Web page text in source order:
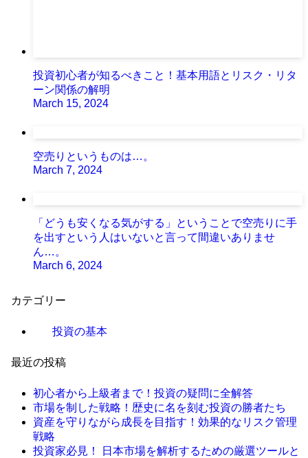
投資初心者が知るべきこと！基本用語とリスク・リタ
ーン関係の解明
March 15, 2024
空売りというものは…。
March 7, 2024
「どうも安くなる気がする」ということで空売りに手
を出すという人はいないと言って間違いありませ
ん…。
March 6, 2024
カテゴリー
投資の基本
最近の投稿
初心者から上級者まで！投資の疑問に全解答
市場を制した戦略！歴史に名を刻む投資の勝者たち
資産を守りながら成長を目指す！効果的なリスク管理
戦略
投資家必見！ 日本市場を解析するための厳選ツールと